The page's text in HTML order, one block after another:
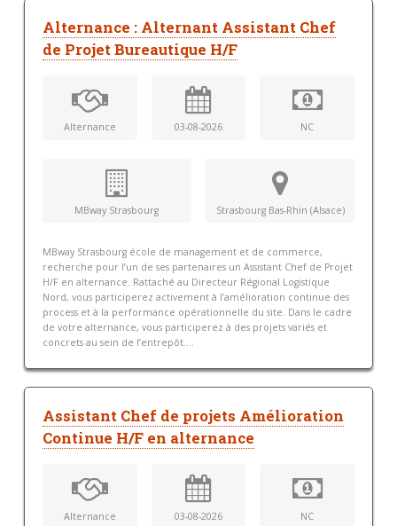
Alternance : Alternant Assistant Chef
de Projet Bureautique H/F
Alternance 03-08-2026 NC
MBway Strasbourg Strasbourg Bas-Rhin (Alsace)
MBway Strasbourg école de management et de commerce,
recherche pour l’un de ses partenaires un Assistant Chef de Projet
H/F en alternance. Rattaché au Directeur Régional Logistique
Nord, vous participerez activement à l’amélioration continue des
process et à la performance opérationnelle du site. Dans le cadre
de votre alternance, vous participerez à des projets variés et
concrets au sein de l’entrepôt....
Assistant Chef de projets Amélioration
Continue H/F en alternance
Alternance 03-08-2026 NC